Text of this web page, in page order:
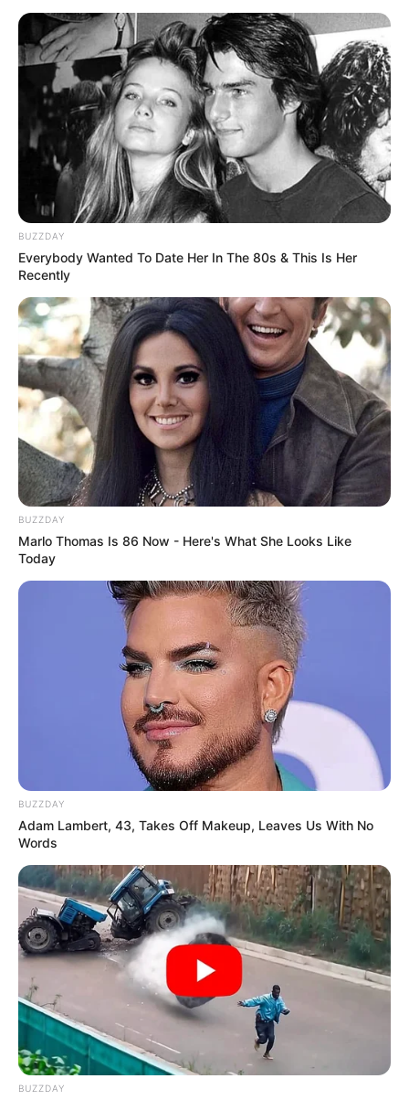
BUZZDAY
Everybody Wanted To Date Her In The 80s & This Is Her
Recently
BUZZDAY
Marlo Thomas Is 86 Now - Here's What She Looks Like
Today
BUZZDAY
Adam Lambert, 43, Takes Off Makeup, Leaves Us With No
Words
BUZZDAY